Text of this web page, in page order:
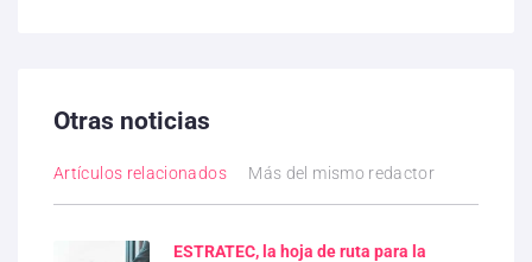
Otras noticias
Artículos relacionados Más del mismo redactor
ESTRATEC, la hoja de ruta para la